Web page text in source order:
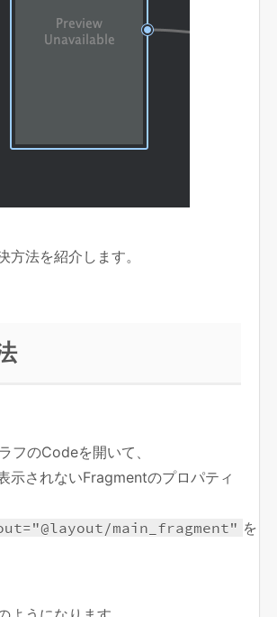
方法を紹介します。
フのCodeを開いて、
示されないFragmentのプロパティ
main_fragment" を